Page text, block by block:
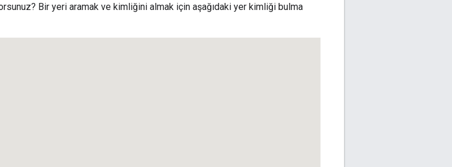
Bir yeri aramak ve kimliğini almak için aşağıdaki yer kimliği bulma